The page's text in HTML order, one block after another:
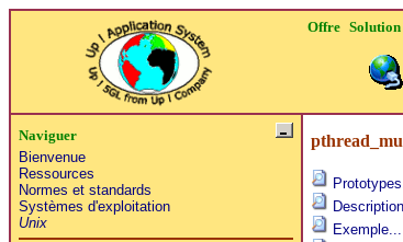
Offre
Naviguer
Bienvenue
Ressources
Normes et standards
Systèmes d'exploitation
Unix
Exemple...